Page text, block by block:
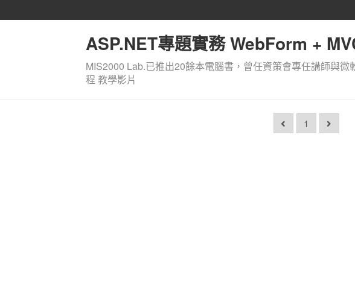
ASP.NET專題實務 WebForm +
MIS2000 Lab.已推出20餘本電腦書，曾任資策會專任講師與
程 教學影片
1